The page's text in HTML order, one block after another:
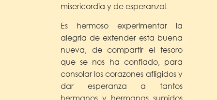
misericordia y de esperanza!
Es hermoso experimentar la
alegría de extender esta buena
nueva, de compartir el tesoro
que se nos ha confiado, para
consolar los corazones afligidos y
dar esperanza a tantos
hermanos y hermanas sumidos